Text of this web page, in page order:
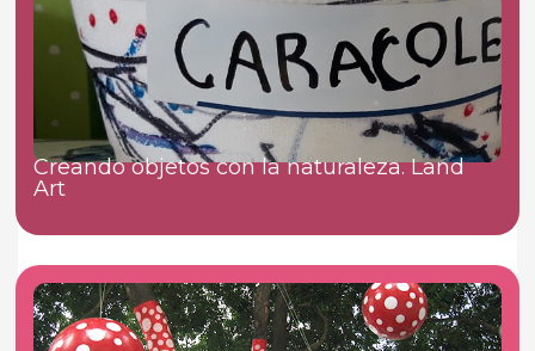
Creando objetos con la naturaleza. Land
Art